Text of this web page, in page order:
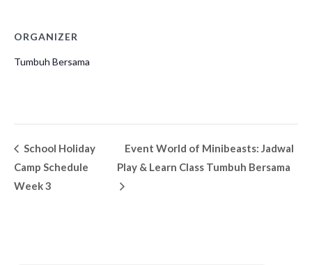
ORGANIZER
Tumbuh Bersama
School Holiday
Camp Schedule
Week 3
Event World of Minibeasts: Jadwal
Play & Learn Class Tumbuh Bersama